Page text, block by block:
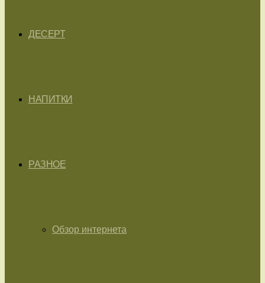
ДЕСЕРТ
НАПИТКИ
РАЗНОЕ
Обзор интернета